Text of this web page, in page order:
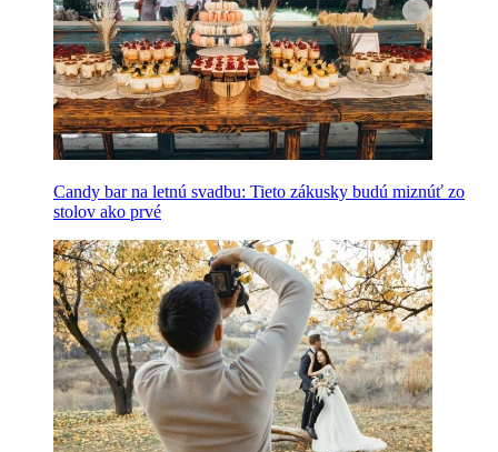
Candy bar na letnú svadbu: Tieto zákusky budú miznúť zo
stolov ako prvé